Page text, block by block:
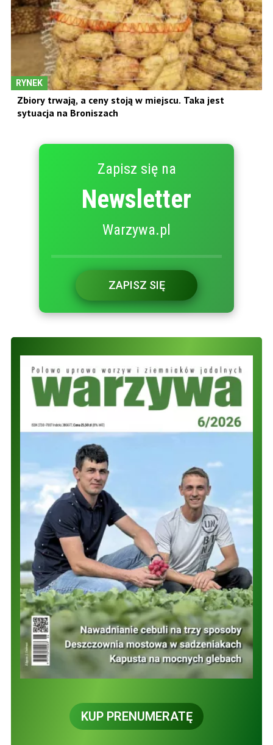
RYNEK
Zbiory trwają, a ceny stoją w miejscu. Taka jest
sytuacja na Broniszach
Zapisz się na
Newsletter
Warzywa.pl
ZAPISZ SIĘ
KUP PRENUMERATĘ